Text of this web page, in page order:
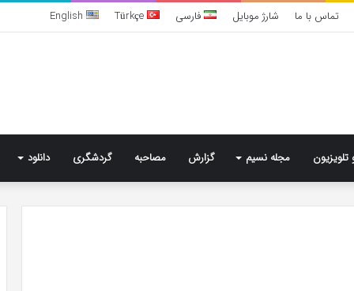
تماس با ما شارژ موبایل فارسی Türkçe
English
تلویزیون مجله نسیم گزارش مصاحبه گردشگری دانلود